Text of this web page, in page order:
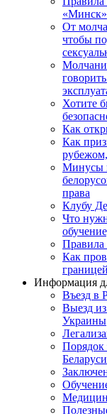
«Минск»
От
чтобы
Хотите
Как
Как
Минусы
права
Клубу
Что
Правила
Как
Информация
Въезд в
Выезд
Украины
Порядок
Беларуси